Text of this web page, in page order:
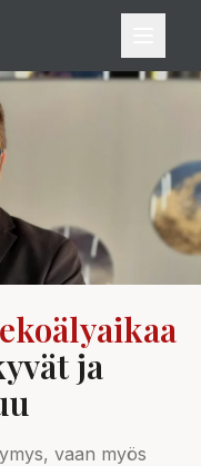
ja
vaan myös